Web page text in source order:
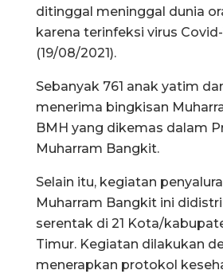
ditinggal meninggal dunia
karena terinfeksi virus Covid-
(19/08/2021).
Sebanyak 761 anak yatim
menerima bingkisan
BMH yang dikemas dalam
Muharram Bangkit.
Selain itu, kegiatan
Muharram Bangkit ini
serentak di 21 Kota/
Timur. Kegiatan dilakukan
menerapkan protokol